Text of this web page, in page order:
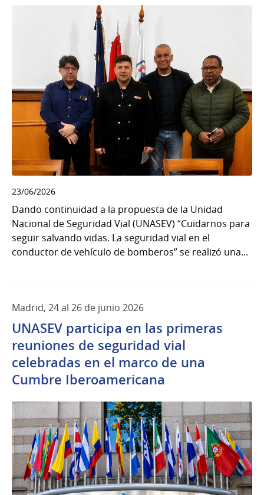
23/06/2026
Dando continuidad a la propuesta de la Unidad
Nacional de Seguridad Vial (UNASEV) “Cuidarnos para
seguir salvando vidas. La seguridad vial en el
conductor de vehículo de bomberos” se realizó una...
Madrid, 24 al 26 de junio 2026
UNASEV participa en las primeras
reuniones de seguridad vial
celebradas en el marco de una
Cumbre Iberoamericana